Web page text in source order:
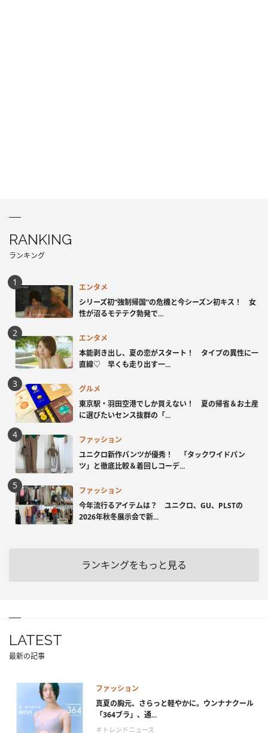
RANKING
ランキング
エンタメ
シリーズ初“強制帰国”の危機と今シーズン初キス！ 女
性が沼るモテテク勃発で...
エンタメ
本能剥き出し、夏の恋がスタート！ タイプの異性に一
直線♡ 早くも走り出す一...
グルメ
東京駅・羽田空港でしか買えない！ 夏の帰省＆お土産
に選びたいセンス抜群の「...
ファッション
ユニクロ新作パンツが優秀！ 「タックワイドパン
ツ」と徹底比較＆着回しコーデ...
ファッション
今年流行るアイテムは？ ユニクロ、GU、PLSTの
2026年秋冬展示会で新...
ランキングをもっと見る
LATEST
最新の記事
ファッション
真夏の胸元、さらっと軽やかに。ウンナナクール
「364ブラ」、通...
＃トレンドニュース